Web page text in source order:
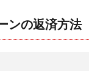
ンの返済方法